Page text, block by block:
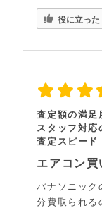
役に立った
査定額の満
スタッフ対
査定スピード
エアコン買
パナソニック
分費取られる